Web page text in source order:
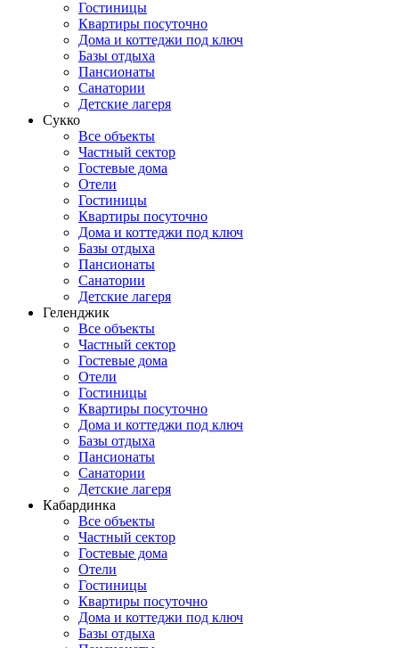
Гостиницы
Квартиры посуточно
Дома и коттеджи под ключ
Базы отдыха
Пансионаты
Санатории
Детские лагеря
Сукко
Все объекты
Частный сектор
Гостевые дома
Отели
Гостиницы
Квартиры посуточно
Дома и коттеджи под ключ
Базы отдыха
Пансионаты
Санатории
Детские лагеря
Геленджик
Все объекты
Частный сектор
Гостевые дома
Отели
Гостиницы
Квартиры посуточно
Дома и коттеджи под ключ
Базы отдыха
Пансионаты
Санатории
Детские лагеря
Кабардинка
Все объекты
Частный сектор
Гостевые дома
Отели
Гостиницы
Квартиры посуточно
Дома и коттеджи под ключ
Базы отдыха